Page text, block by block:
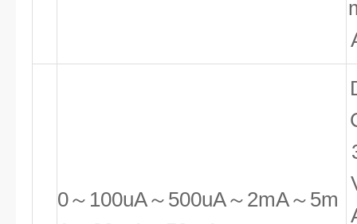
0～100uA～500uA～2mA～5m